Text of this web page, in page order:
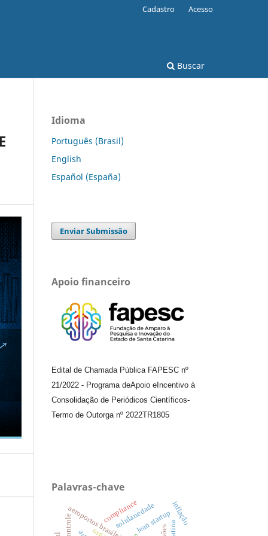
Buscar
Cadastro Acesso
Idioma
Português (Brasil)
English
Español (España)
Enviar Submissão
Apoio financeiro
Edital de Chamada Pública FAPESC nº
21/2022 - Programa deApoio e Incentivo à
Consolidação de Periódicos Científicos-
Termo de Outorga nº 2022TR1805
Palavras-chave
aeroportos brasileiros
compliancelean startup
solidariedade inflação